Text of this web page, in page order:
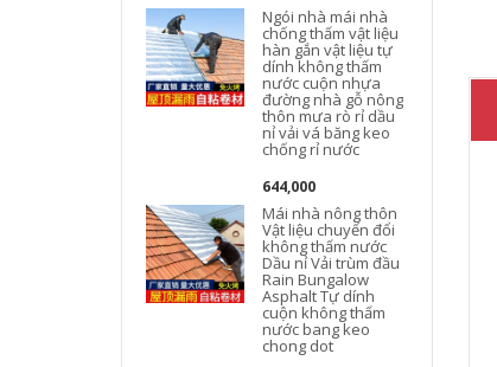
Ngói nhà mái nhà
chống thấm vật liệu
hàn gắn vật liệu tự
dính không thấm
nước cuộn nhựa
đường nhà gỗ nông
thôn mưa rò rỉ dầu
nỉ vải vá băng keo
chống rỉ nước
644,000
Mái nhà nông thôn
Vật liệu chuyển đổi
không thấm nước
Dầu nỉ Vải trùm đầu
Rain Bungalow
Asphalt Tự dính
cuộn không thấm
nước bang keo
chong dot